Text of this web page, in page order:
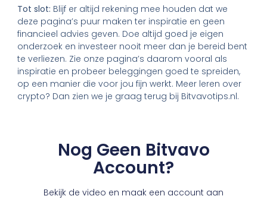
Tot slot: Blijf er altijd rekening mee houden dat we
deze pagina’s puur maken ter inspiratie en geen
financieel advies geven. Doe altijd goed je eigen
onderzoek en investeer nooit meer dan je bereid bent
te verliezen. Zie onze pagina’s daarom vooral als
inspiratie en probeer beleggingen goed te spreiden,
op een manier die voor jou fijn werkt. Meer leren over
crypto? Dan zien we je graag terug bij Bitvavotips.nl.
Nog Geen Bitvavo
Account?
Bekijk de video en maak een account aan